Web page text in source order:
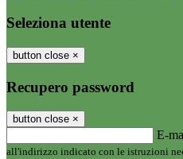
Seleziona utente
button close ×
Recupero password
button close ×
E-
all'indirizzo indicato con le istruzioni